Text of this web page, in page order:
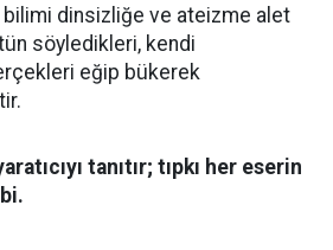
bilimi dinsizliğe ve ateizme alet
söyledikleri, kendi
eğip bükerek
tanıtır; tıpkı her eserin